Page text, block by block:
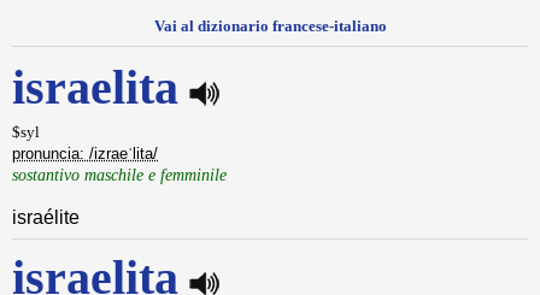
Vai al dizionario francese-italiano
israelita
$syl
pronuncia: /izraeˈlita/
sostantivo maschile e femminile
israélite
israelita